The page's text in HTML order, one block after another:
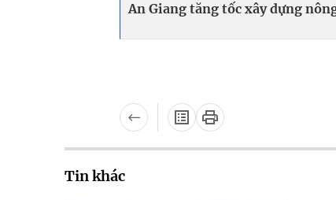
An Giang tăng tốc xây dựng
Tin khác